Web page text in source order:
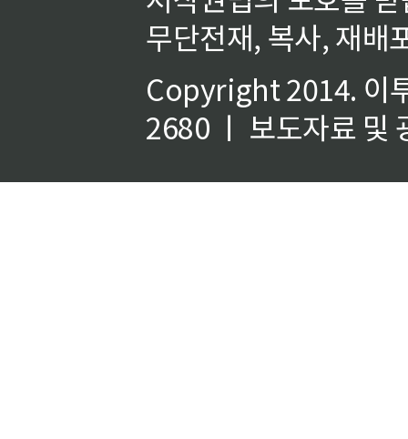
무단전재, 복사, 재배
Copyright 2014. 이
2680 ㅣ 보도자료